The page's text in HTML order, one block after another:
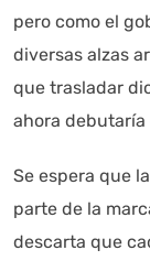
pero como el
diversas alzas
que trasladar
ahora debutaría
Se espera que
parte de la
descarta que